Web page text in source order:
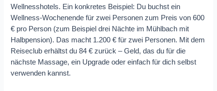
Wellnesshotels. Ein konkretes Beispiel: Du buchst ein
Wellness-Wochenende für zwei Personen zum Preis von 600
€ pro Person (zum Beispiel drei Nächte im Mühlbach mit
Halbpension). Das macht 1.200 € für zwei Personen. Mit dem
Reiseclub erhältst du 84 € zurück – Geld, das du für die
nächste Massage, ein Upgrade oder einfach für dich selbst
verwenden kannst.